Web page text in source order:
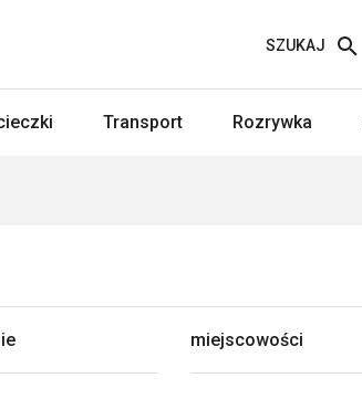
SZUKAJ
Transport Rozrywka
miejscowości